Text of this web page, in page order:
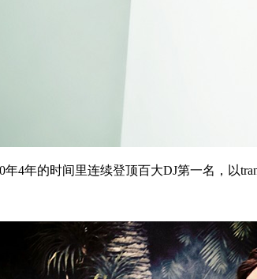
年的时间里连续登顶百大DJ第一名，以